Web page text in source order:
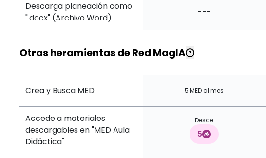
Descarga planeación como
".docx" (Archivo Word)
---
Otras heramientas de Red MagIA
Crea y Busca MED 5 MED al mes
Accede a materiales
descargables en "MED Aula
Didáctica"
Desde
5